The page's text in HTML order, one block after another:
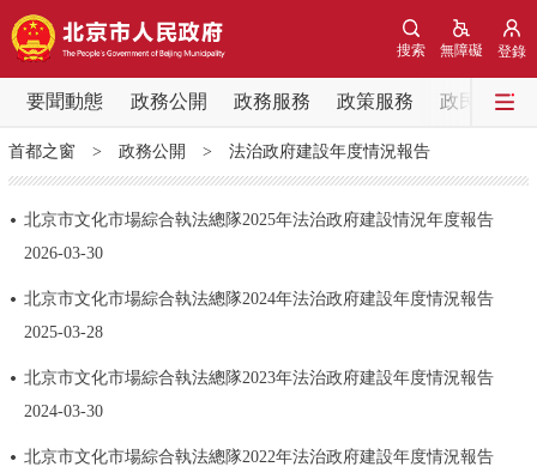
登錄
無障礙
搜索
要聞動態 政務公開 政務服務 政策服務 政民互動
要聞動態
黨中央精神 國務院資訊 中央部委動態
北京要聞 會議資訊 部門動態
各區熱點
市領導
首都之窗> 政務公開 > 法治政府建設年度情況報告
北京市文化市場綜合執法總隊2025年法治政府建設情況年度報告
2026-03-30
北京市文化市場綜合執法總隊2024年法治政府建設年度情況報告
2025-03-28
北京市文化市場綜合執法總隊2023年法治政府建設年度情況報告
2024-03-30
北京市文化市場綜合執法總隊2022年法治政府建設年度情況報告